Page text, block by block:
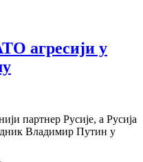
агресији у
партнер Русије, а Русија
Владимир Путин у